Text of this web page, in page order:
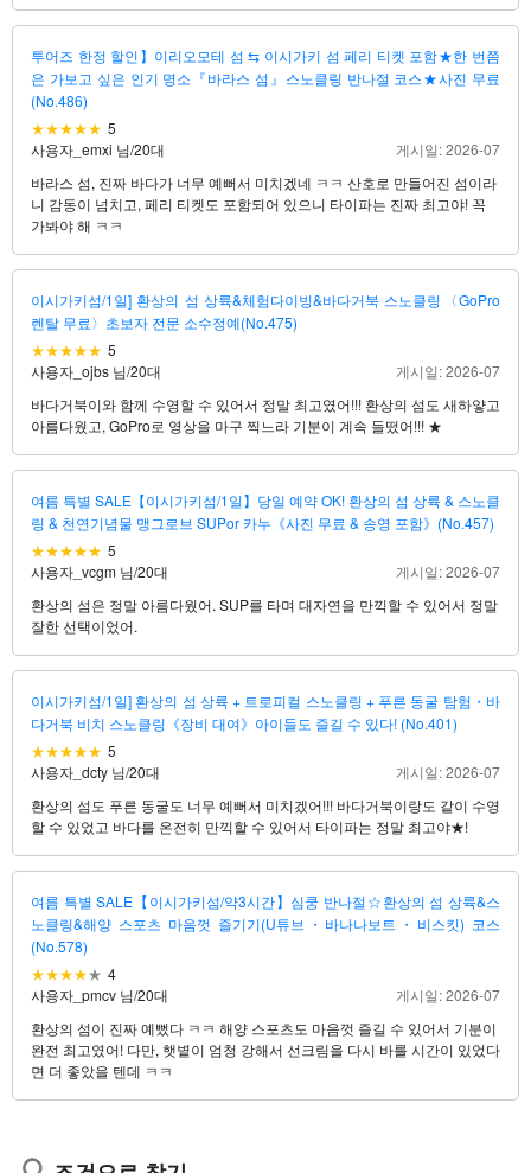
투어즈 한정 할인】이리오모테 섬 ⇆ 이시가키 섬 페리 티켓 포함★한 번쯤
은 가보고 싶은 인기 명소『바라스 섬』스노클링 반나절 코스★사진 무료
(No.486)
5
사용자_emxi 님/20대
게시일: 2026-07
바라스 섬, 진짜 바다가 너무 예뻐서 미치겠네 ㅋㅋ 산호로 만들어진 섬이라
니 감동이 넘치고, 페리 티켓도 포함되어 있으니 타이파는 진짜 최고야! 꼭
가봐야 해 ㅋㅋ
이시가키섬/1일] 환상의 섬 상륙&체험다이빙&바다거북 스노클링〈GoPro
렌탈 무료〉초보자 전문 소수정예(No.475)
5
사용자_ojbs 님/20대
게시일: 2026-07
바다거북이와 함께 수영할 수 있어서 정말 최고였어!!! 환상의 섬도 새하얗고
아름다웠고, GoPro로 영상을 마구 찍느라 기분이 계속 들떴어!!! ★
여름 특별 SALE【이시가키섬/1일】당일 예약 OK! 환상의 섬 상륙 & 스노클
링 & 천연기념물 맹그로브 SUPor 카누《사진 무료 & 송영 포함》(No.457)
5
사용자_vcgm 님/20대
게시일: 2026-07
환상의 섬은 정말 아름다웠어. SUP를 타며 대자연을 만끽할 수 있어서 정말
잘한 선택이었어.
이시가키섬/1일] 환상의 섬 상륙 + 트로피컬 스노클링 + 푸른 동굴 탐험・바
다거북 비치 스노클링《장비 대여》아이들도 즐길 수 있다! (No.401)
5
사용자_dcty 님/20대
게시일: 2026-07
환상의 섬도 푸른 동굴도 너무 예뻐서 미치겠어!!! 바다거북이랑도 같이 수영
할 수 있었고 바다를 온전히 만끽할 수 있어서 타이파는 정말 최고야★!
여름 특별 SALE【이시가키섬/약3시간】심쿵 반나절☆환상의 섬 상륙&스
노클링&해양 스포츠 마음껏 즐기기(U튜브・바나나보트・비스킷) 코스
(No.578)
4
사용자_pmcv 님/20대
게시일: 2026-07
환상의 섬이 진짜 예뻤다 ㅋㅋ 해양 스포츠도 마음껏 즐길 수 있어서 기분이
완전 최고였어! 다만, 햇볕이 엄청 강해서 선크림을 다시 바를 시간이 있었다
면 더 좋았을 텐데 ㅋㅋ